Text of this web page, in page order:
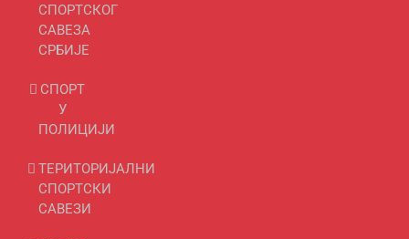
СПОРТСКОГ
САВЕЗА
СРБИЈЕ
СПОРТ
У
ПОЛИЦИЈИ
ТЕРИТОРИЈАЛНИ
СПОРТСКИ
САВЕЗИ